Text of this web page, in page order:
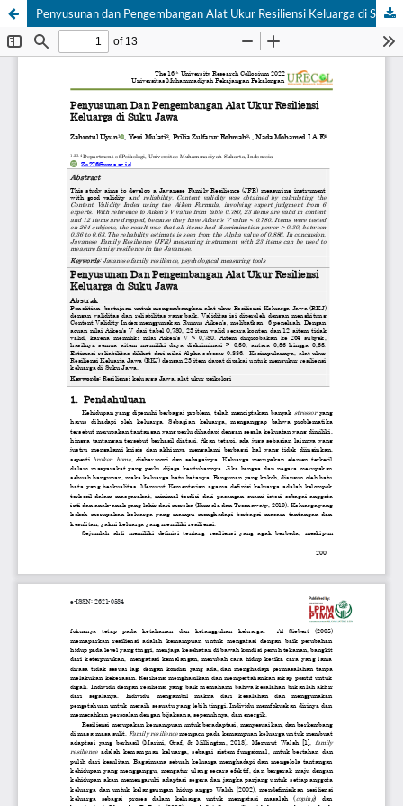
Penyusunan dan Pengembangan Alat Ukur Resiliensi Keluarga di Suku Jawa